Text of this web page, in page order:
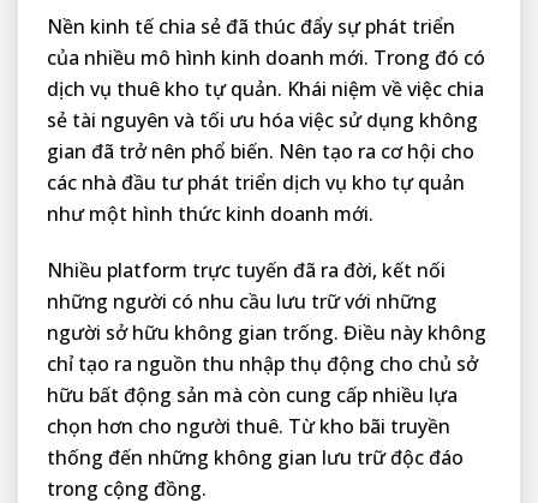
Nền kinh tế chia sẻ đã thúc đẩy sự phát triển
của nhiều mô hình kinh doanh mới. Trong đó có
dịch vụ thuê kho tự quản. Khái niệm về việc chia
sẻ tài nguyên và tối ưu hóa việc sử dụng không
gian đã trở nên phổ biến. Nên tạo ra cơ hội cho
các nhà đầu tư phát triển dịch vụ kho tự quản
như một hình thức kinh doanh mới.
Nhiều platform trực tuyến đã ra đời, kết nối
những người có nhu cầu lưu trữ với những
người sở hữu không gian trống. Điều này không
chỉ tạo ra nguồn thu nhập thụ động cho chủ sở
hữu bất động sản mà còn cung cấp nhiều lựa
chọn hơn cho người thuê. Từ kho bãi truyền
thống đến những không gian lưu trữ độc đáo
trong cộng đồng.